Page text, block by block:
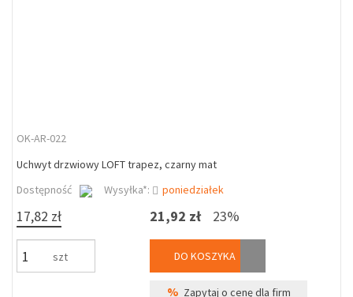
OK-AR-022
Uchwyt drzwiowy LOFT trapez, czarny mat
Dostępność
Wysyłka*: poniedziałek
17,82 zł
szt
21,92 zł 23%
DO KOSZYKA
% Zapytaj o cenę dla firm